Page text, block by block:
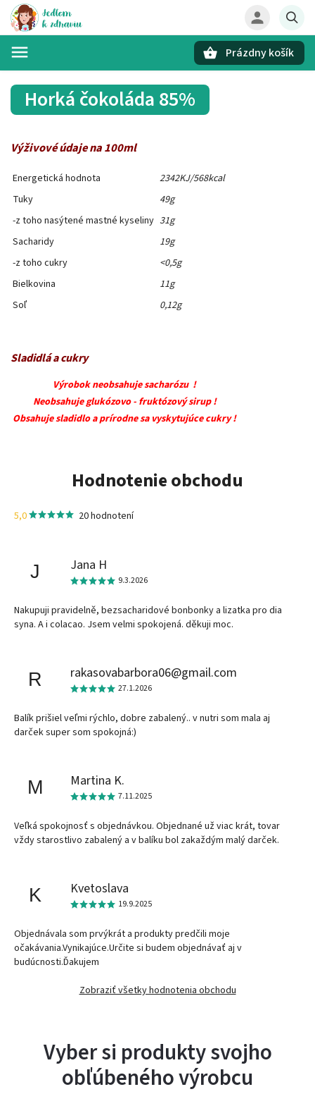
Prázdny košík
Horká čokoláda 85%
Výživové údaje na 100ml
Energetická hodnota
2342KJ/568kcal
Tuky
49g
-z toho nasýtené mastné kyseliny 31g
Sacharidy
19g
-z toho cukry
<0,5g
Bielkovina
11g
Soľ
0,12g
Sladidlá a cukry
Výrobok neobsahuje sacharózu !
Neobsahuje glukózovo - fruktózový sirup !
Obsahuje sladidlo a prírodne sa vyskytujúce cukry !
Hodnotenie obchodu
5,0 20 hodnotení
J Jana H
9.3.2026
Nakupuji pravidelně, bezsacharidové bonbonky a lizatka pro dia
syna. A i colacao. Jsem velmi spokojená. děkuji moc.
R rakasovabarbora06@gmail.com
27.1.2026
Balík prišiel veľmi rýchlo, dobre zabalený.. v nutri som mala aj
darček super som spokojná:)
M Martina K.
7.11.2025
Veľká spokojnosť s objednávkou. Objednané už viac krát, tovar
vždy starostlivo zabalený a v balíku bol zakaždým malý darček.
K Kvetoslava
19.9.2025
Objednávala som prvýkrát a produkty predčili moje
očakávania.Vynikajúce.Určite si budem objednávať aj v
budúcnosti.Ďakujem
Zobraziť všetky hodnotenia obchodu
Vyber si produkty svojho
obľúbeného výrobcu